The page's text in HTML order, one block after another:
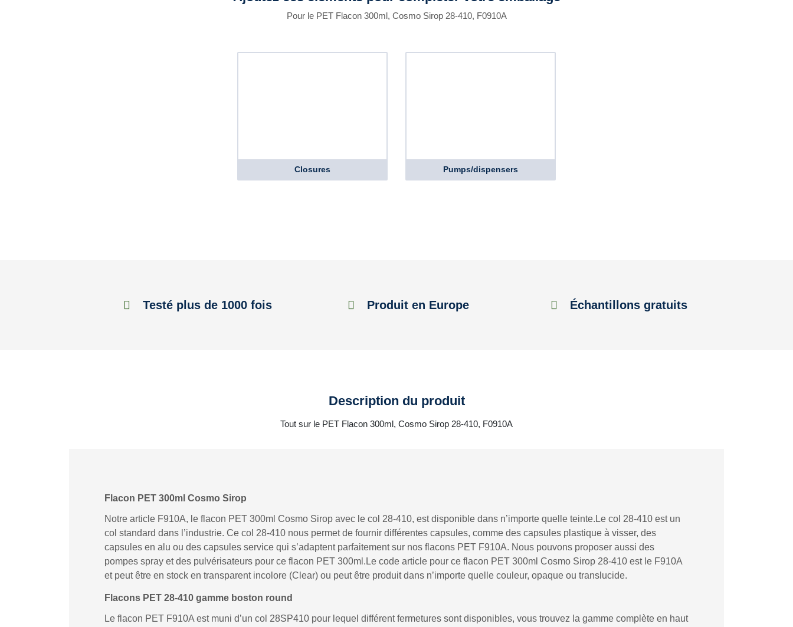
Pour le PET Flacon 300ml, Cosmo Sirop 28-410, F0910A
Closures Pumps/dispensers
Testé plus de 1000 fois Produit en Europe Échantillons gratuits
Description du produit
Tout sur le PET Flacon 300ml, Cosmo Sirop 28-410, F0910A
Flacon PET 300ml Cosmo Sirop
Notre article F910A, le flacon PET 300ml Cosmo Sirop avec le col 28-410, est disponible dans n’importe quelle teinte.Le col 28-410 est un
col standard dans l’industrie. Ce col 28-410 nous permet de fournir différentes capsules, comme des capsules plastique à visser, des
capsules en alu ou des capsules service qui s’adaptent parfaitement sur nos flacons PET F910A. Nous pouvons proposer aussi des
pompes spray et des pulvérisateurs pour ce flacon PET 300ml.Le code article pour ce flacon PET 300ml Cosmo Sirop 28-410 est le F910A
et peut être en stock en transparent incolore (Clear) ou peut être produit dans n’importe quelle couleur, opaque ou translucide.
Flacons PET 28-410 gamme boston round
Le flacon PET F910A est muni d’un col 28SP410 pour lequel différent fermetures sont disponibles, vous trouvez la gamme complète en haut